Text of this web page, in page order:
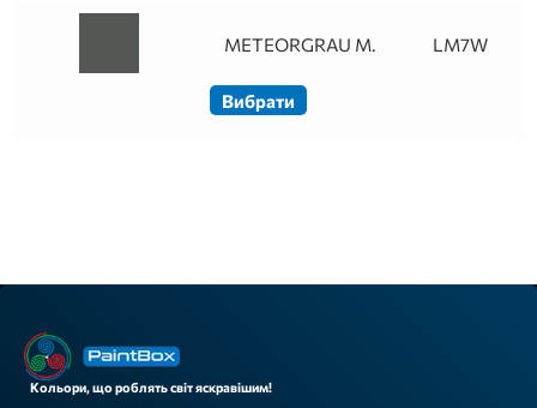
METEORGRAU M. LM7W
Вибрати
Кольори, що роблять світ яскравішим!